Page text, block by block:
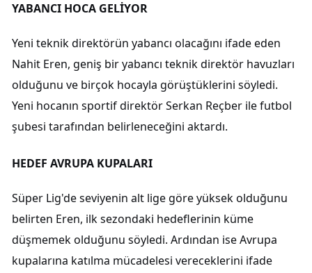
YABANCI HOCA GELİYOR
Yeni teknik direktörün yabancı olacağını ifade eden
Nahit Eren, geniş bir yabancı teknik direktör havuzları
olduğunu ve birçok hocayla görüştüklerini söyledi.
Yeni hocanın sportif direktör Serkan Reçber ile futbol
şubesi tarafından belirleneceğini aktardı.
HEDEF AVRUPA KUPALARI
Süper Lig'de seviyenin alt lige göre yüksek olduğunu
belirten Eren, ilk sezondaki hedeflerinin küme
düşmemek olduğunu söyledi. Ardından ise Avrupa
kupalarına katılma mücadelesi vereceklerini ifade